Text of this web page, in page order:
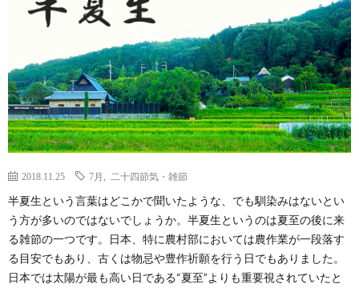
2018.11.25 7月 二十四節気・雑節
半夏生という言葉はどこかで聞いたような、でも馴染みはないとい
う方が多いのではないでしょうか。半夏生というのは夏至の後に来
る雑節の一つです。日本、特に農村部においては農作業が一段落す
る目安でもあり、古くは物忌や豊作祈願を行う日でもありました。
日本では太陽が最も高い日である“夏至”よりも重要視されていたと